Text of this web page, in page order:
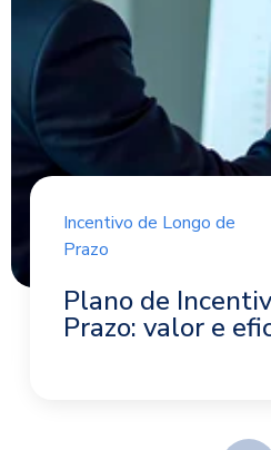
Incentivo de Longo de
Prazo
Plano de
Prazo: valor e